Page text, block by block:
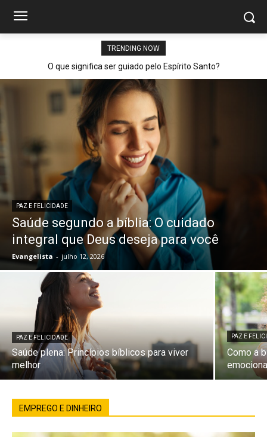
TRENDING NOW
O que significa ser guiado pelo Espírito Santo?
PAZ E FELICIDADE
Saúde segundo a bíblia: O cuidado
integral que Deus deseja para você
Evangelista - julho 12, 2026
PAZ E FELICIDADE
Saúde plena: Princípios bíblicos para viver
melhor
PAZ E
Como a
EMPREGO E DINHEIRO